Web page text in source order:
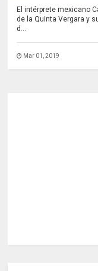
El intérprete mexicano
de la Quinta Vergara y
d...
Mar 01, 2019